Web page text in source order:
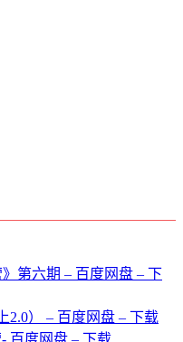
第六期 – 百度网盘 – 下
2.0） – 百度网盘 – 下载